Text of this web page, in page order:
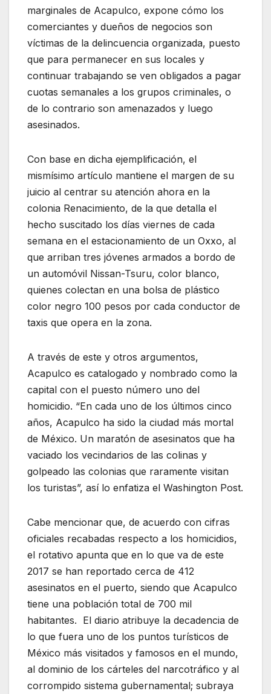
marginales de Acapulco, expone cómo los
comerciantes y dueños de negocios son
víctimas de la delincuencia organizada, puesto
que para permanecer en sus locales y
continuar trabajando se ven obligados a pagar
cuotas semanales a los grupos criminales, o
de lo contrario son amenazados y luego
asesinados.
Con base en dicha ejemplificación, el
mismísimo artículo mantiene el margen de su
juicio al centrar su atención ahora en la
colonia Renacimiento, de la que detalla el
hecho suscitado los días viernes de cada
semana en el estacionamiento de un Oxxo, al
que arriban tres jóvenes armados a bordo de
un automóvil Nissan-Tsuru, color blanco,
quienes colectan en una bolsa de plástico
color negro 100 pesos por cada conductor de
taxis que opera en la zona.
A través de este y otros argumentos,
Acapulco es catalogado y nombrado como la
capital con el puesto número uno del
homicidio. “En cada uno de los últimos cinco
años, Acapulco ha sido la ciudad más mortal
de México. Un maratón de asesinatos que ha
vaciado los vecindarios de las colinas y
golpeado las colonias que raramente visitan
los turistas”, así lo enfatiza el Washington Post.
Cabe mencionar que, de acuerdo con cifras
oficiales recabadas respecto a los homicidios,
el rotativo apunta que en lo que va de este
2017 se han reportado cerca de 412
asesinatos en el puerto, siendo que Acapulco
tiene una población total de 700 mil
habitantes. El diario atribuye la decadencia de
lo que fuera uno de los puntos turísticos de
México más visitados y famosos en el mundo,
al dominio de los cárteles del narcotráfico y al
corrompido sistema gubernamental; subraya